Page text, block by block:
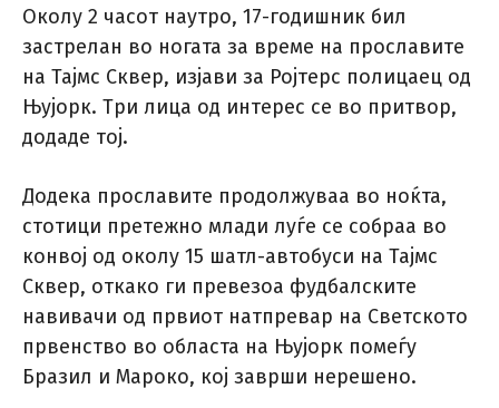
Околу 2 часот наутро, 17-годишник бил
застрелан во ногата за време на прославите
на Тајмс Сквер, изјави за Ројтерс полицаец од
Њујорк. Три лица од интерес се во притвор,
додаде тој.
Додека прославите продолжуваа во ноќта,
стотици претежно млади луѓе се собраа во
конвој од околу 15 шатл-автобуси на Тајмс
Сквер, откако ги превезоа фудбалските
навивачи од првиот натпревар на Светското
првенство во областа на Њујорк помеѓу
Бразил и Мароко, кој заврши нерешено.